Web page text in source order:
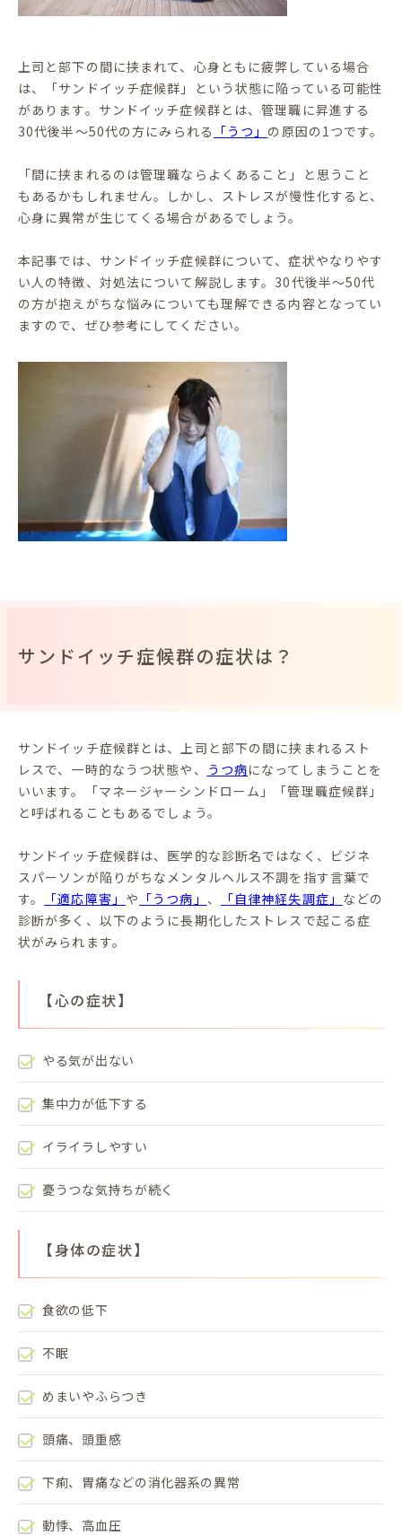
上司と部下の間に挟まれて、心身ともに疲弊している場合
は、「サンドイッチ症候群」という状態に陥っている可能性
があります。サンドイッチ症候群とは、管理職に昇進する
30代後半～50代の方にみられる 「うつ」 の原因の1つです。
「間に挟まれるのは管理職ならよくあること」と思うこと
もあるかもしれません。しかし、ストレスが慢性化すると、
心身に異常が生じてくる場合があるでしょう。
本記事では、サンドイッチ症候群について、症状やなりやす
い人の特徴、対処法について解説します。30代後半～50代
の方が抱えがちな悩みについても理解できる内容となってい
ますので、ぜひ参考にしてください。
サンドイッチ症候群の症状は？
サンドイッチ症候群とは、上司と部下の間に挟まれるスト
レスで、一時的なうつ状態や、 うつ病になってしまうことを
いいます。「マネージャーシンドローム」「管理職症候群」
と呼ばれることもあるでしょう。
サンドイッチ症候群は、医学的な診断名ではなく、ビジネ
スパーソンが陥りがちなメンタルヘルス不調を指す言葉で
す。
「適応障害」 や 「うつ病」 、 「自律神経失調症」 などの
診断が多く、以下のように長期化したストレスで起こる症
状がみられます。
【心の症状】
やる気が出ない
集中力が低下する
イライラしやすい
憂うつな気持ちが続く
【身体の症状】
食欲の低下
不眠
めまいやふらつき
頭痛、頭重感
下痢、胃痛などの消化器系の異常
動悸、高血圧